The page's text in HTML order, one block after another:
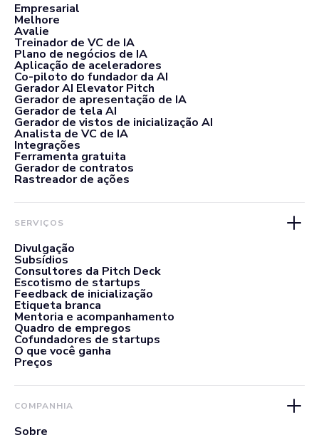
Empresarial
Melhore
Avalie
Treinador de VC de IA
Plano de negócios de IA
Aplicação de aceleradores
Co-piloto do fundador da AI
Gerador AI Elevator Pitch
Gerador de apresentação de IA
Gerador de tela AI
Gerador de vistos de inicialização AI
Analista de VC de IA
Integrações
Ferramenta gratuita
Gerador de contratos
Rastreador de ações
SERVIÇOS
Divulgação
Subsídios
Consultores da Pitch Deck
Escotismo de startups
Feedback de inicialização
Etiqueta branca
Mentoria e acompanhamento
Quadro de empregos
Cofundadores de startups
O que você ganha
Preços
COMPANHIA
Sobre